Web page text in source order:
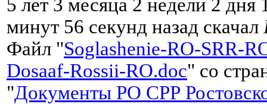
5 лет 3 месяца 2 недели 2 дня
минут 56 секунд назад скачал
Файл "Soglashenie-RO-SRR-
Dosaaf-Rossii-RO.doc" со
"Документы РО СРР